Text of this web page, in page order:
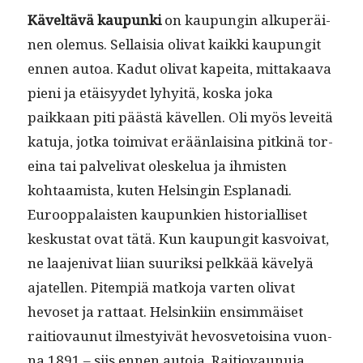
Käveltävä kaupun­kion kaupun­gin alku­peräi­
nen ole­mus. Sel­l­aisia oli­vat kaik­ki kaupun­git
ennen autoa. Kadut oli­vat kapei­ta, mit­takaa­va
pieni ja etäisyy­det lyhy­itä, kos­ka joka
paikkaan piti päästä kävellen. Oli myös lev­eitä
katu­ja, jot­ka toimi­vat erään­laisi­na pitk­inä tor­
eina tai palve­li­v­at oleskelua ja ihmis­ten
kohtaamista, kuten Helsin­gin Esplana­di.
Euroop­palais­ten kaupunkien his­to­ri­al­liset
kesku­s­tat ovat tätä. Kun kaupun­git kasvoivat,
ne laa­jeni­vat liian suurik­si pelkkää käve­lyä
ajatellen. Pitem­piä matko­ja varten oli­vat
hevoset ja rat­taat. Helsinki­in ensim­mäiset
raitio­vaunut ilmestyivät hevosve­toisi­na vuon­